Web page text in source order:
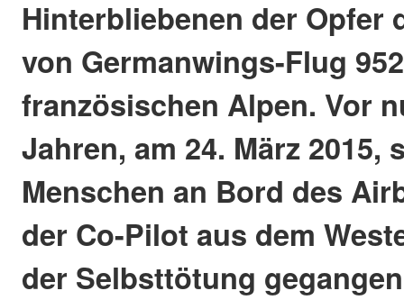
Hinterbliebenen der Opfer
von Germanwings-Flug
französischen Alpen. Vor
Jahren, am 24. März 2015,
Menschen an Bord des
der Co-Pilot aus dem
der Selbsttötung